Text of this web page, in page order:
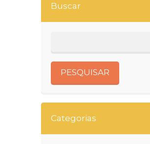
Buscar
Categorias